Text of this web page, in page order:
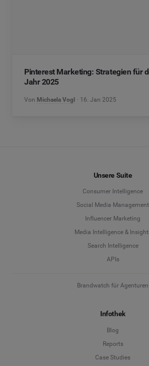
Pinterest Marketing: Strategien für
Jahr 2025
Von Michaela Vogl 16. Jan 2025
Unsere Suite
Consumer Intelligence
Social Media Management
Influencer Marketing
Media Intelligence &
Search Intelligence
APIs
Brandwatch für Agenturen
Infothek
Blog
Reports
Case Studies